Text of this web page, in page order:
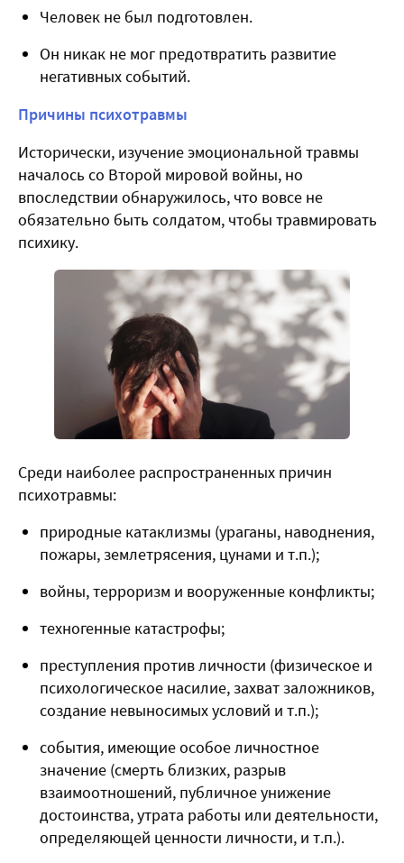
Человек не был подготовлен.
Он никак не мог предотвратить развитие
негативных событий.
Причины психотравмы
Исторически, изучение эмоциональной травмы
началось со Второй мировой войны, но
впоследствии обнаружилось, что вовсе не
обязательно быть солдатом, чтобы травмировать
психику.
Среди наиболее распространенных причин
психотравмы:
природные катаклизмы (ураганы, наводнения,
пожары, землетрясения, цунами и т.п.);
войны, терроризм и вооруженные конфликты;
техногенные катастрофы;
преступления против личности (физическое и
психологическое насилие, захват заложников,
создание невыносимых условий и т.п.);
события, имеющие особое личностное
значение (смерть близких, разрыв
взаимоотношений, публичное унижение
достоинства, утрата работы или деятельности,
определяющей ценности личности, и т.п.).